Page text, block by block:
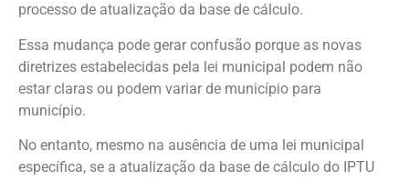
processo de atualização da base de cálculo.
Essa mudança pode gerar confusão porque as novas
diretrizes estabelecidas pela lei municipal podem não
estar claras ou podem variar de município para
município.
No entanto, mesmo na ausência de uma lei municipal
específica, se a atualização da base de cálculo do IPTU